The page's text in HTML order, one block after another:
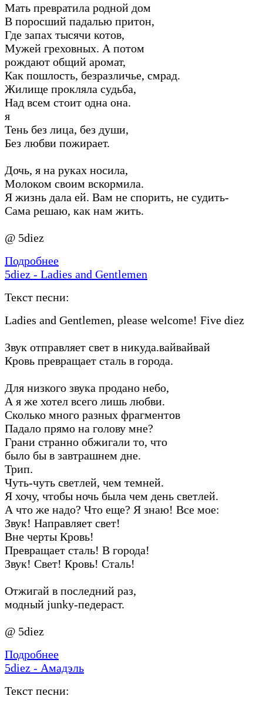
Мать превратила родной дом
В поросший падалью притон,
Где запах тысячи котов,
Мужей греховных. А потом
рождают общий аромат,
Как пошлость, безразличье, смрад.
Жилище прокляла судьба,
Над всем стоит одна она.
я
Тень без лица, без души,
Без любви пожирает.
Дочь, я на руках носила,
Молоком своим вскормила.
Я жизнь дала ей. Вам не спорить, не судить-
Сама решаю, как нам жить.
@ 5diez
Подробнее
5diez - Ladies and Gentlemen
Текст песни:
Ladies and Gentlemen, please welcome! Five diez
Звук отправляет свет в никуда.вайвайвай
Кровь превращает сталь в города.
Для низкого звука продано небо,
А я же хотел всего лишь любви.
Сколько много разных фрагментов
Падало прямо на голову мне?
Грани странно обжигали то, что
было бы в завтрашнем дне.
Трип.
Чуть-чуть светлей, чем темней.
Я хочу, чтобы ночь была чем день светлей.
А что же надо? Что еще? Я знаю! Все мое:
Звук! Направляет свет!
Вне черты Кровь!
Превращает сталь! В города!
Звук! Свет! Кровь! Сталь!
Отжигай в последний раз,
модный junky-педераст.
@ 5diez
Подробнее
5diez - Амадэль
Текст песни: